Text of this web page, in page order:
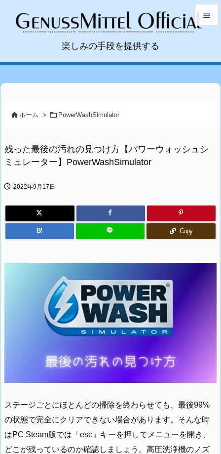
楽しみの手段を提供する


検索
 ホーム >  PowerWashSimulator
残った最後の汚れの見つけ方【パワーウォッシュシ
ミュレーター】PowerWashSimulator
 2022年9月17日
B! Copy
ステージごとにほとんどの掃除を終わらせても、最後99%
の状態で完全にクリアできない場合があります。そんな時
はPC Steam版では「esc」キーを押してメニューを開き、
どこが残っているのか確認しましょう。高圧洗浄機のノズ